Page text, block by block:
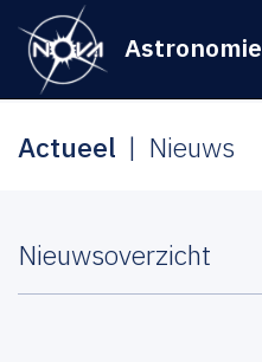
Astronomie
Actueel Nieuws
Nieuwsoverzicht